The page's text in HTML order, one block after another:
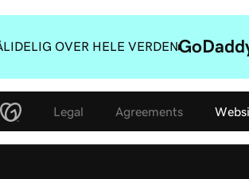
OVER HELE VERDEN
Legal Agreements